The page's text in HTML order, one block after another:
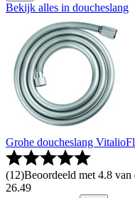
Bekijk alles in doucheslang
Grohe doucheslang
(12)Beoordeeld met 4.8
26.49